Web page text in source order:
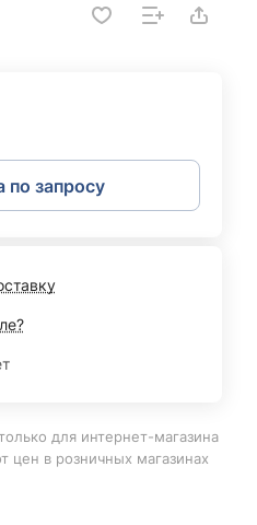
по запросу
для интернет-магазина
цен в розничных магазинах